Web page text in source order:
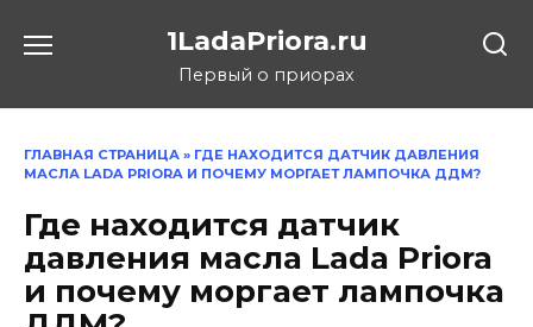
1LadaPriora.ru
Первый о приорах
ГЛАВНАЯ СТРАНИЦА » ГДЕ НАХОДИТСЯ ДАТЧИК ДАВЛЕНИЯ
МАСЛА LADA PRIORA И ПОЧЕМУ МОРГАЕТ ЛАМПОЧКА ДДМ?
Где находится датчик
давления масла Lada Priora
и почему моргает лампочка